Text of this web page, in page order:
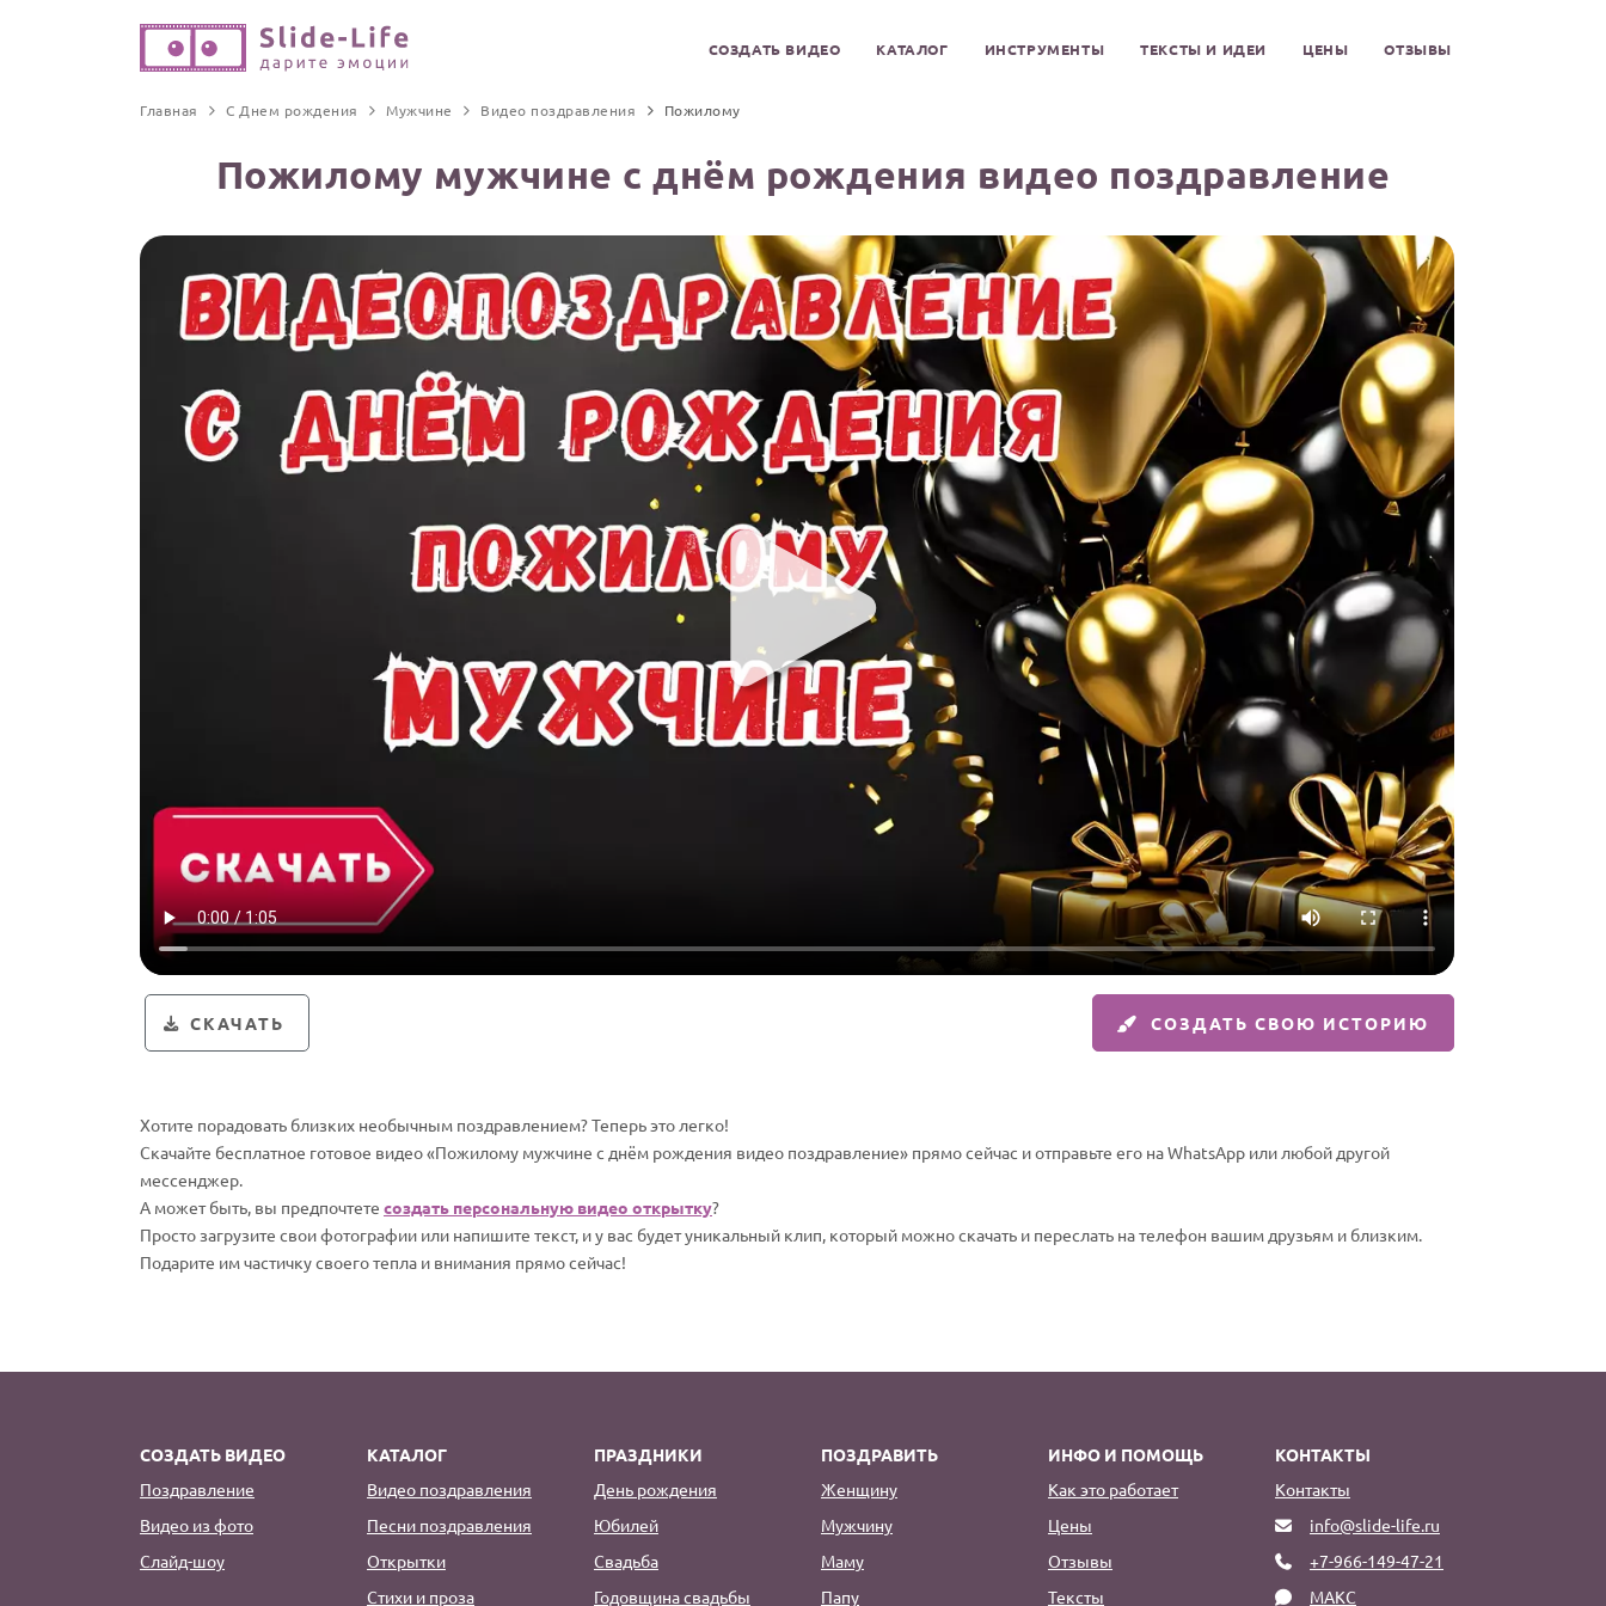
СОЗДАТЬ ВИДЕО КАТАЛОГ ИНСТРУМЕНТЫ ТЕКСТЫ И ИДЕИ ЦЕНЫ ОТЗЫВЫ
Главная С Днем рождения Мужчине Видео поздравления Пожилому
Пожилому мужчине с днём рождения видео поздравление
СКАЧАТЬ СОЗДАТЬ СВОЮ ИСТОРИЮ
Хотите порадовать близких необычным поздравлением? Теперь это легко!
Скачайте бесплатное готовое видео «Пожилому мужчине с днём рождения видео поздравление» прямо сейчас и отправьте его на WhatsApp или любой другой
мессенджер.
А может быть, вы предпочтете создать персональную видео открытку?
Просто загрузите свои фотографии или напишите текст, и у вас будет уникальный клип, который можно скачать и переслать на телефон вашим друзьям и близким.
Подарите им частичку своего тепла и внимания прямо сейчас!
СОЗДАТЬ ВИДЕО
Поздравление
Видео из фото
Слайд-шоу
КАТАЛОГ
Видео поздравления
Песни поздравления
Открытки
Стихи и проза
ПРАЗДНИКИ
День рождения
Юбилей
Свадьба
Годовщина свадьбы
ПОЗДРАВИТЬ
Женщину
Мужчину
Маму
Папу
ИНФО И ПОМОЩЬ
Как это работает
Цены
Отзывы
Тексты
КОНТАКТЫ
Контакты
info@slide-life.ru
+7-966-149-47-21
МАКС